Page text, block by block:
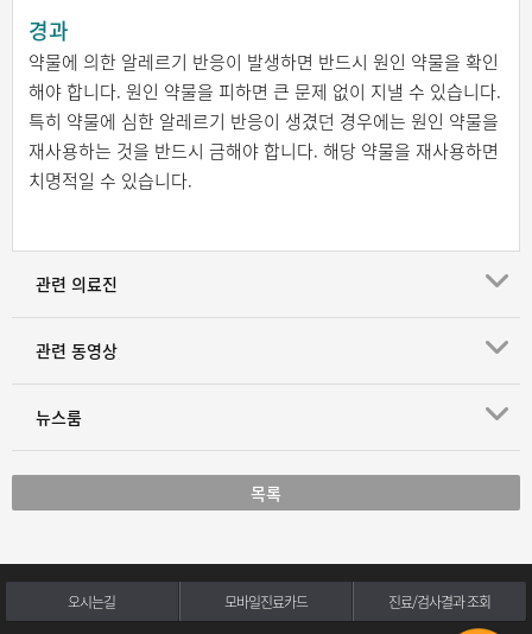
경과
약물에 의한 알레르기 반응이 발생하면 반드시 원인 약물을 확인
해야 합니다. 원인 약물을 피하면 큰 문제 없이 지낼 수 있습니다.
특히 약물에 심한 알레르기 반응이 생겼던 경우에는 원인 약물을
재사용하는 것을 반드시 금해야 합니다. 해당 약물을 재사용하면
치명적일 수 있습니다.
관련 의료진
관련 동영상
뉴스룸
목록
오시는길 모바일진료카드 진료/검사결과 조회